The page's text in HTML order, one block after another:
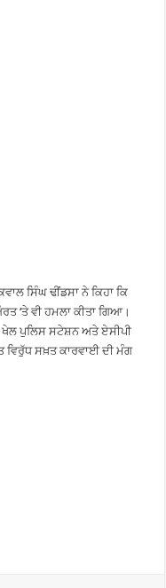
ਸਿੰਘ ਢੀਂਡਸਾ ਨੇ ਕਿਹਾ ਕਿ
‘ਤੇ ਵੀ ਹਮਲਾ ਕੀਤਾ ਗਿਆ।
ਪੁਲਿਸ ਸਟੇਸ਼ਨ ਅਤੇ ਏਸੀਪੀ
ਸਖ਼ਤ ਕਾਰਵਾਈ ਦੀ ਮੰਗ